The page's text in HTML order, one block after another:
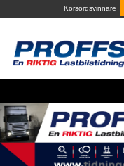
to
Korsordsvinnare